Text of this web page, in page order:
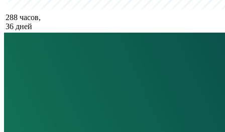
288 часов,
36 дней